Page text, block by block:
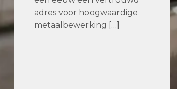
adres voor hoogwaardige
metaalbewerking […]